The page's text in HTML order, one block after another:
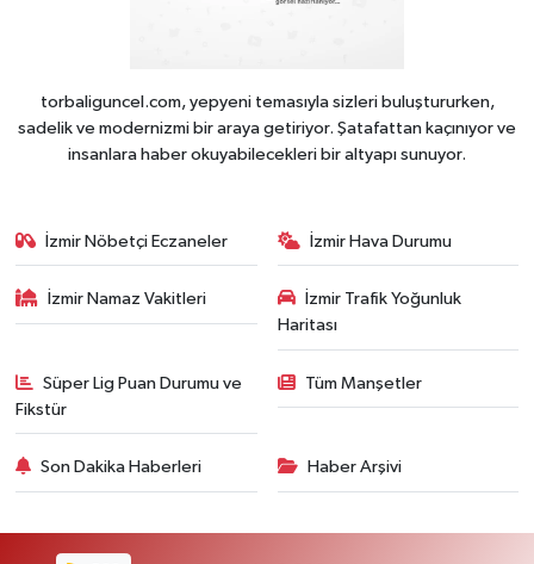
torbaliguncel.com, yepyeni temasıyla sizleri buluştururken,
sadelik ve modernizmi bir araya getiriyor. Şatafattan kaçınıyor ve
insanlara haber okuyabilecekleri bir altyapı sunuyor.
İzmir Nöbetçi Eczaneler İzmir Hava Durumu
İzmir Namaz Vakitleri
İzmir Trafik Yoğunluk
Haritası
Süper Lig Puan Durumu ve
Fikstür
Tüm Manşetler
Son Dakika Haberleri Haber Arşivi